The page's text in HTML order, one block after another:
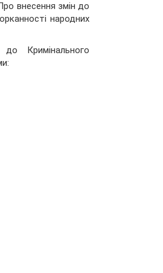
внесення змін до
народних
Кримінального